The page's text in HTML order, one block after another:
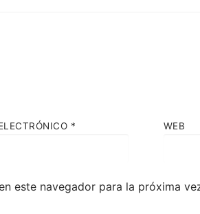
* WEB
este navegador para la próxima